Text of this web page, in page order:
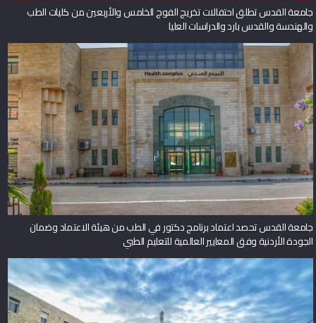
جامعة القدس تطلق احتفالات تخريج الفوج الخامس والأربعين من كليات الطب
والهندسة والقدس بارد والدراسات العليا
جامعة القدس تحصد اعتماد برنامج دكتور في الطب من هيئة الاعتماد وضمان
الجودة الأردنية وفق المعايير العالمية للتعليم الطبي